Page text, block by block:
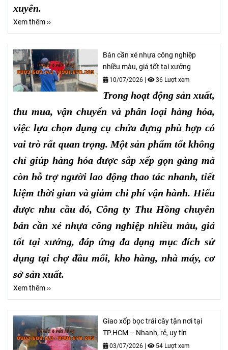
xuyên.
Xem thêm ››
Bán cần xé nhựa công nghiệp
nhiều màu, giá tốt tại xưởng
10/07/2026 | 36 Lượt xem
Trong hoạt động sản xuất,
thu mua, vận chuyển và phân loại hàng hóa,
việc lựa chọn dụng cụ chứa đựng phù hợp có
vai trò rất quan trọng. Một sản phẩm tốt không
chỉ giúp hàng hóa được sắp xếp gọn gàng mà
còn hỗ trợ người lao động thao tác nhanh, tiết
kiệm thời gian và giảm chi phí vận hành. Hiểu
được nhu cầu đó, Công ty Thu Hồng chuyên
bán cần xé nhựa công nghiệp nhiều màu, giá
tốt tại xưởng, đáp ứng đa dạng mục đích sử
dụng tại chợ đầu mối, kho hàng, nhà máy, cơ
sở sản xuất.
Xem thêm ››
Giao xốp bọc trái cây tận nơi tại
TP.HCM – Nhanh, rẻ, uy tín
03/07/2026 | 54 Lượt xem